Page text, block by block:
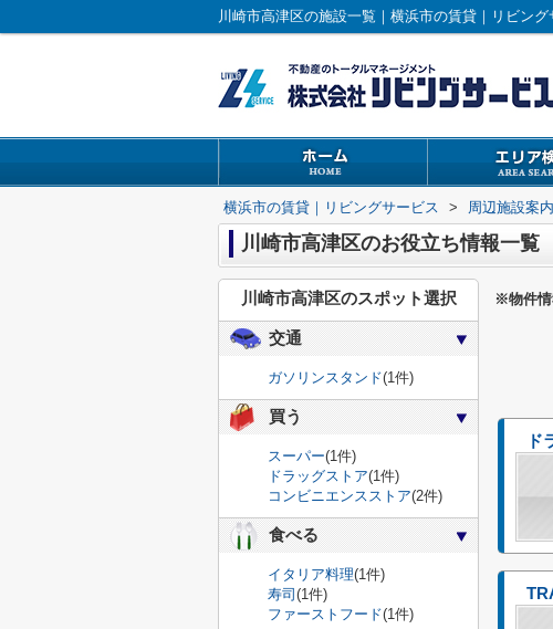
川崎市高津区の施設一覧｜横浜市の賃貸｜リビング
横浜市の賃貸｜リビングサービス > 周辺施設案内
川崎市高津区のお役立ち情報一覧
※物件情
川崎市高津区のスポット選択
交通
ガソリンスタンド(1件)
買う
スーパー(1件)
ドラッグストア(1件)
コンビニエンスストア(2件)
食べる
イタリア料理(1件)
寿司 (1件)
ファーストフード(1件)